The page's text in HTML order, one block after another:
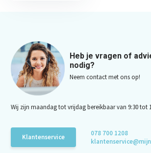
Heb je vragen of
nodig?
Neem contact met ons op!
Wij zijn maandag tot vrijdag bereikbaar van 9:30 tot
Klantenservice
078 700 1208